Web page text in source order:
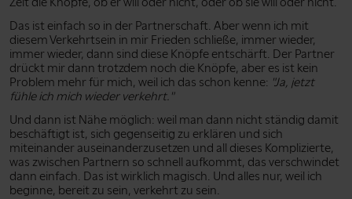
Das ist einfach so in der Partnerschaft. Aber wenn ich mit
diesem Verkehrtsein in mir Frieden schließe, immer wieder,
immer wieder, dann sind diese Knöpfe entschärft. Der Partner
drückt mir dann trotzdem noch die Knöpfe, aber es ist kein
Problem mehr für mich, weil ich das schon kenne: "Ja, jetzt
fühle ich mich wieder verkehrt."
Und dann ist Nähe möglich: weil man dann nicht ständig damit
beschäftigt ist, sich gegenseitig zu erklären und sich
miteinander auseinanderzusetzen und all dieses Komplizierte,
was zwischen Partnern so schnell aufkommt, das verschwindet
dann einfach. Das ist wirklich magisch. Und alles nur, weil ich
beginne, bereit zu sein, verkehrt zu sein.